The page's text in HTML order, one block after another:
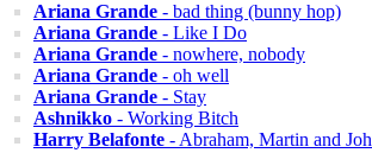
Ariana Grande - bad thing (bunny hop)
Ariana Grande - Like I Do
Ariana Grande - nowhere, nobody
Ariana Grande - oh well
Ariana Grande - Stay
Ashnikko - Working Bitch
Harry Belafonte - Abraham, Martin and